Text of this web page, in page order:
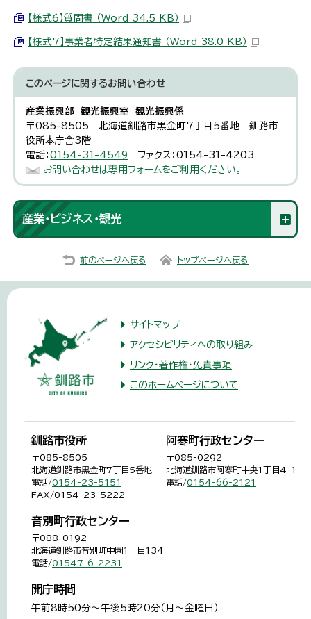
【様式6】質問書 （Word 34.5 KB）
【様式7】事業者特定結果通知書 （Word 38.0 KB）
このページに関するお問い合わせ
産業振興部 観光振興室 観光振興係
〒085-8505 北海道釧路市黒金町7丁目5番地 釧路市
役所本庁舎3階
電話：0154-31-4549
ファクス：0154-31-4203
お問い合わせは専用フォームをご利用ください。
産業・ビジネス・観光
前のページへ戻る トップページへ戻る
サイトマップ
アクセシビリティへの取り組み
リンク・著作権・免責事項
このホームページについて
釧路市役所
〒085-8505
北海道釧路市黒金町7丁目5番地
電話/0154-23-5151
FAX/0154-23-5222
阿寒町行政センター
〒085-0292
北海道釧路市阿寒町中央1丁目4-1
電話/0154-66-2121
音別町行政センター
〒088-0192
北海道釧路市音別町中園1丁目134
電話/01547-6-2231
開庁時間
午前8時50分～午後5時20分（月～金曜日）